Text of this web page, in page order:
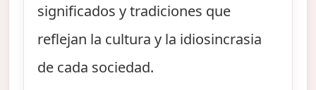
significados y tradiciones que
reflejan la cultura y la idiosincrasia
de cada sociedad.